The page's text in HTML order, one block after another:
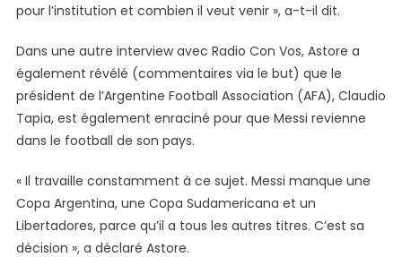
pour l’institution et combien il veut venir », a-t-il dit.
Dans une autre interview avec Radio Con Vos, Astore a
également révélé (commentaires via le but) que le
président de l’Argentine Football Association (AFA), Claudio
Tapia, est également enraciné pour que Messi revienne
dans le football de son pays.
« Il travaille constamment à ce sujet. Messi manque une
Copa Argentina, une Copa Sudamericana et un
Libertadores, parce qu’il a tous les autres titres. C’est sa
décision », a déclaré Astore.